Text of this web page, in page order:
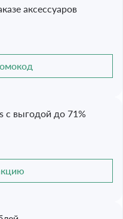
аксессуаров
с выгодой до 71%